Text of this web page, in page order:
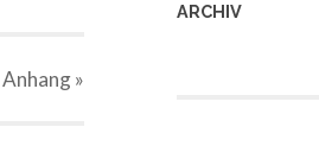
Anhang»
ARCHIV